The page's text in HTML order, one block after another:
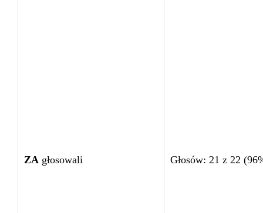
ZA głosowali Głosów: 21 z 22